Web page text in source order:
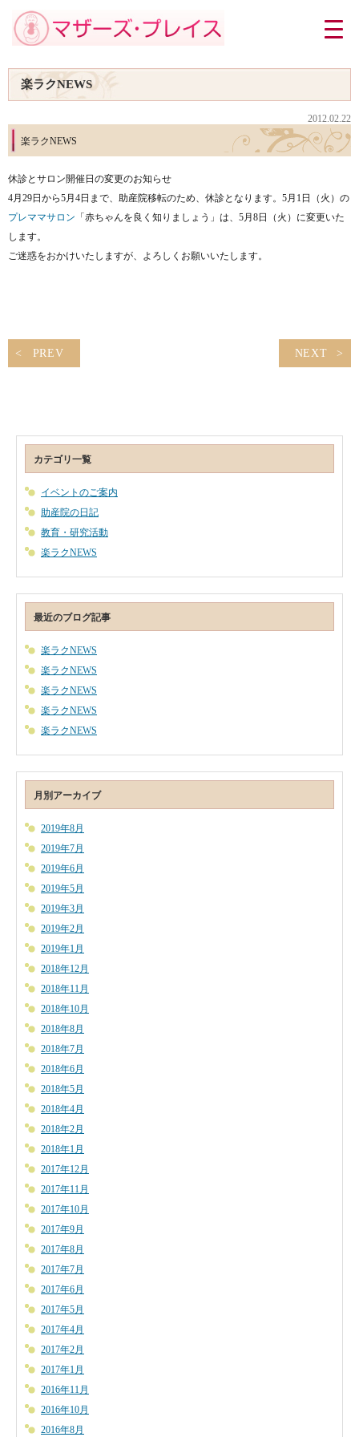
楽ラクNEWS
2012.02.22
楽ラクNEWS
休診とサロン開催日の変更のお知らせ
4月29日から5月4日まで、助産院移転のため、休診となります。5月1日（火）の
プレママサロン 「赤ちゃんを良く知りましょう」は、5月8日（火）に変更いた
します。
ご迷惑をおかけいたしますが、よろしくお願いいたします。
PREV NEXT
カテゴリ一覧
イベントのご案内
助産院の日記
教育・研究活動
楽ラクNEWS
最近のブログ記事
楽ラクNEWS
楽ラクNEWS
楽ラクNEWS
楽ラクNEWS
楽ラクNEWS
月別アーカイブ
2019年8月
2019年7月
2019年6月
2019年5月
2019年3月
2019年2月
2019年1月
2018年12月
2018年11月
2018年10月
2018年8月
2018年7月
2018年6月
2018年5月
2018年4月
2018年2月
2018年1月
2017年12月
2017年11月
2017年10月
2017年9月
2017年8月
2017年7月
2017年6月
2017年5月
2017年4月
2017年2月
2017年1月
2016年11月
2016年10月
2016年8月